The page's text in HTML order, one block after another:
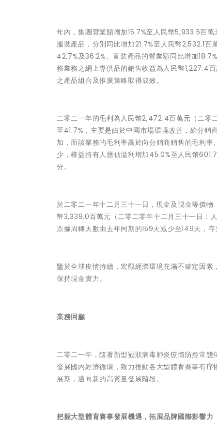
年內，集團營業額增加15.7%至人民幣5,933.5百
服裝產品，分別同比增加21.7%至人民幣2,532.1
42.7%及36.2%。童裝產品的營業額同比增加
務業務之網上專供品的銷售收益為人民幣1,227.4
之產品組合及推廣策略取得成效。
二零二一年的毛利為人民幣2,472.4百萬元（二零
至41.7%，主要是由於中國市場環境改善，給分
加，而該業務的毛利率高於向分銷商銷售的毛利
少，權益持有人應佔溢利增加45.0%至人民幣
分。
於二零二一年十二月三十一日，現金及現金等價
幣3,339.0百萬元（二零二零年十二月三十一日：
票據周轉天數由去年同期的159天减少至149天，
鑒於全球疫情持續，宏觀經濟環境充滿不確定因
保持現金實力。
業務回顧
二零二一年，隨著新型冠狀病毒肺炎疫情防控常
發展國內經濟循環，致力推動各大型體育賽事有
展期，邁向新的高質量發展階段。
把握大型體育賽事發展機遇，拓展品牌國際影響力